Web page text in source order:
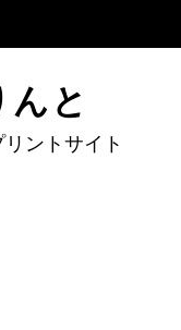
と
ントサイト